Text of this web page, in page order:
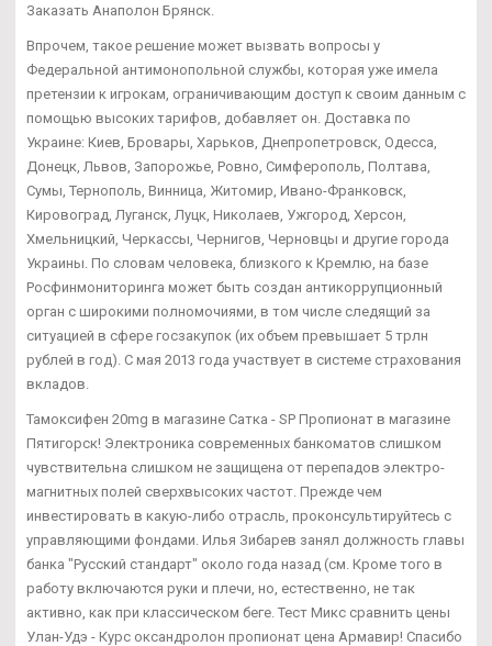
Заказать Анаполон Брянск.
Впрочем, такое решение может вызвать вопросы у
Федеральной антимонопольной службы, которая уже имела
претензии к игрокам, ограничивающим доступ к своим данным с
помощью высоких тарифов, добавляет он. Доставка по
Украине: Киев, Бровары, Харьков, Днепропетровск, Одесса,
Донецк, Львов, Запорожье, Ровно, Симферополь, Полтава,
Сумы, Тернополь, Винница, Житомир, Ивано-Франковск,
Кировоград, Луганск, Луцк, Николаев, Ужгород, Херсон,
Хмельницкий, Черкассы, Чернигов, Черновцы и другие города
Украины. По словам человека, близкого к Кремлю, на базе
Росфинмониторинга может быть создан антикоррупционный
орган с широкими полномочиями, в том числе следящий за
ситуацией в сфере госзакупок (их объем превышает 5 трлн
рублей в год). С мая 2013 года участвует в системе страхования
вкладов.
Тамоксифен 20mg в магазине Сатка - SP Пропионат в магазине
Пятигорск! Электроника современных банкоматов слишком
чувствительна слишком не защищена от перепадов электро-
магнитных полей сверхвысоких частот. Прежде чем
инвестировать в какую-либо отрасль, проконсультируйтесь с
управляющими фондами. Илья Зибарев занял должность главы
банка "Русский стандарт" около года назад (см. Кроме того в
работу включаются руки и плечи, но, естественно, не так
активно, как при классическом беге. Тест Микс сравнить цены
Улан-Удэ - Курс оксандролон пропионат цена Армавир! Спасибо